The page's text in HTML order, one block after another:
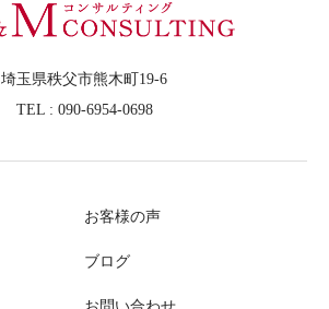
埼玉県秩父市熊木町19-6
TEL : 090-6954-0698
お客様の声
ブログ